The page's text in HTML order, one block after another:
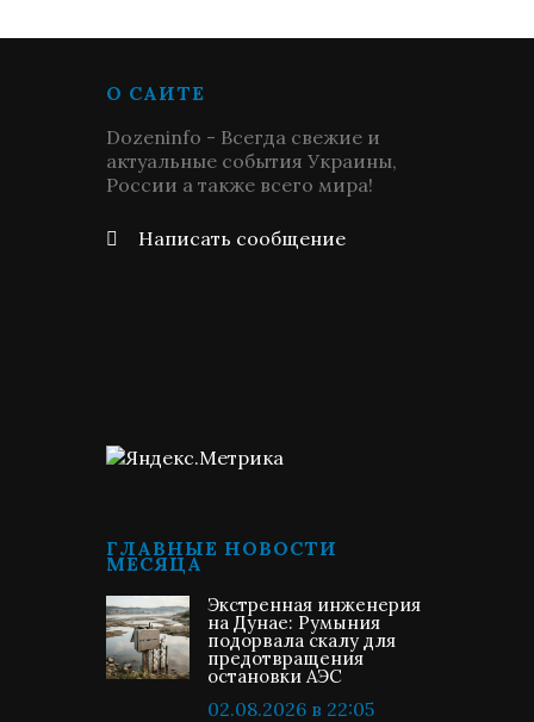
О САЙТЕ
Dozeninfo - Всегда свежие и
актуальные события Украины,
России а также всего мира!
Написать сообщение
ГЛАВНЫЕ НОВОСТИ
МЕСЯЦА
Экстренная инженерия
на Дунае: Румыния
подорвала скалу для
предотвращения
остановки АЭС
02.08.2026 в 22:05